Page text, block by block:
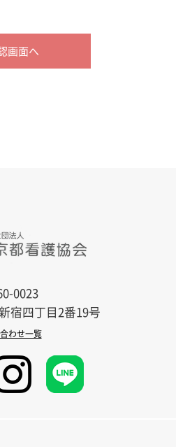
0023
宿四丁目2番19号
わせ一覧